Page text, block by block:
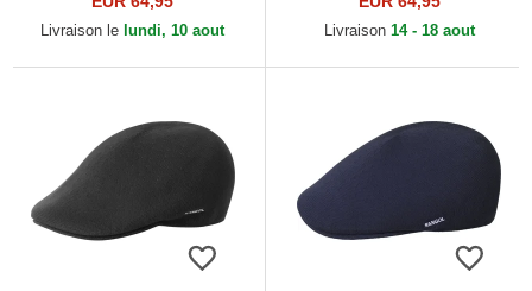
Livraison le lundi, 10 aout Livraison 14 - 18 aout